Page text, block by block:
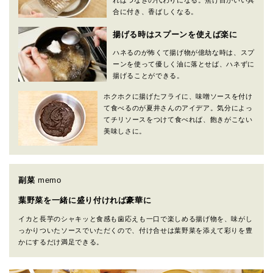
合に付き、香ばしくなる。
揚げる時はスプーンを使えば楽に
ハネるのが怖くて揚げ物が億劫な時は、スプ
ーンを使って優しく油に落とせば、ハネずに
揚げることができる。
ホクホクに揚げたフライに、味噌ソースを付け
て食べるのが夏井さんのアイデア。気分によっ
てチリソースをつけて食べれば、飽きがこない
美味しさに。
副菜 memo
葉野菜を一緒に盛り付ければ豪華に
イカと長芋のシャキッと食感も歯応えも一口で楽しめる揚げ物を、味がし
っかりついたソースでいただくので、付け合せは葉野菜を添えて彩りを豊
かにするだけ満足できる。